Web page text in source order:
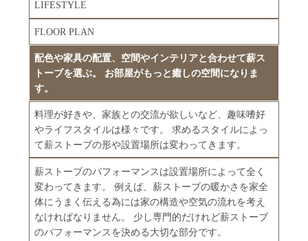
LIFESTYLE
FLOOR PLAN
配色や家具の配置、空間やインテリアと合わせて薪ス
トーブを選ぶ。 お部屋がもっと癒しの空間になりま
す。
料理が好きや、家族との交流が欲しいなど、趣味嗜好
やライフスタイルは様々です。 求めるスタイルによっ
て薪ストーブの形や設置場所は変わってきます。
薪ストーブのパフォーマンスは設置場所によって全く
変わってきます。 例えば、薪ストーブの暖かさを家全
体にうまく伝える為には家の構造や空気の流れを考え
なければなりません。 少し専門的だけれど薪ストーブ
のパフォーマンスを決める大切な部分です。